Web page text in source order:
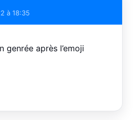
à 18:35
genrée après l’emoji